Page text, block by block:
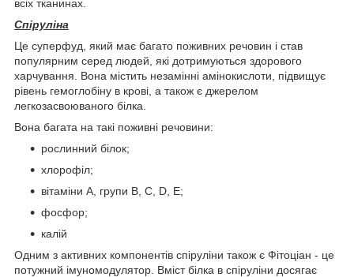
всіх тканинах.
Спіруліна
Це суперфуд, який має багато поживних речовин і став
популярним серед людей, які дотримуються здорового
харчування. Вона містить незамінні амінокислоти, підвищує
рівень гемоглобіну в крові, а також є джерелом
легкозасвоюваного білка.
Вона багата на такі поживні речовини:
рослинний білок;
хлорофіл;
вітаміни А, групи В, С, D, Е;
фосфор;
калій
Одним з активних компонентів спіруліни також є Фітоціан - це
потужний імуномодулятор. Вміст білка в спіруліни досягає